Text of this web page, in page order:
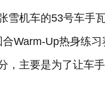
雪机车的53号车手
Warm-Up热身练
，主要是为了让车